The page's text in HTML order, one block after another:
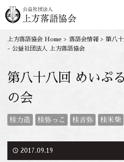
上方落語協会 Home > 落語会情報 > 第八
- 公益社団法人 上方落語協会
第八十八回 めいぷ
の会
桂力造 桂弥っこ 桂吉弥 桂米柴
access_time 2017.09.19